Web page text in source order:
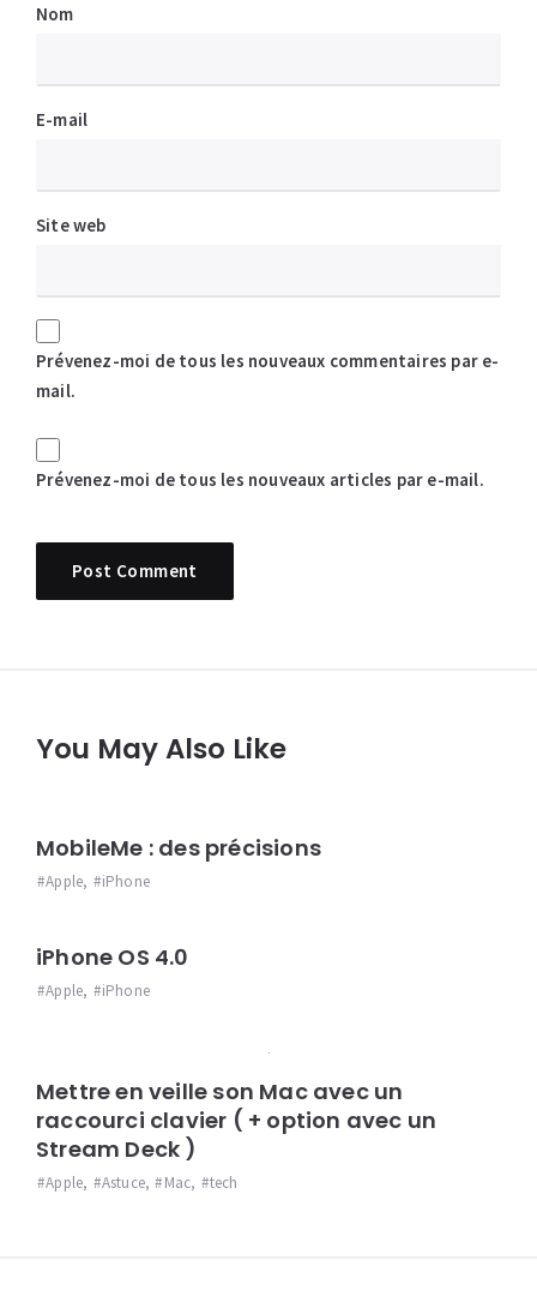
Nom
E-mail
Site web
Prévenez-moi de tous les nouveaux commentaires par e-
mail.
Prévenez-moi de tous les nouveaux articles par e-mail.
You May Also Like
MobileMe : des précisions
Apple, iPhone
iPhone OS 4.0
Apple, iPhone
Mettre en veille son Mac avec un
raccourci clavier ( + option avec un
Stream Deck )
Apple, Astuce, Mac, tech